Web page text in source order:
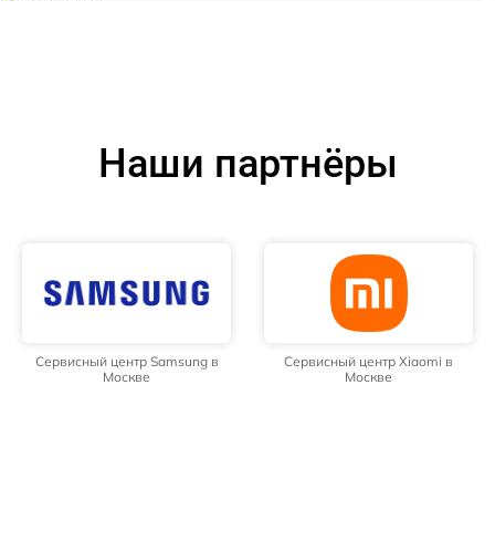
Наши партнёры
Сервисный центр Samsung в
Москве
Сервисный центр Xiaomi в
Москве